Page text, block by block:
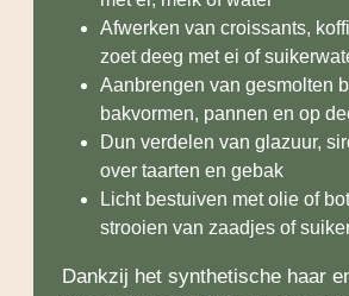
Afwerken van croissants,
zoet deeg met ei of
Aanbrengen van gesmolten
bakvormen, pannen en op
Dun verdelen van glazuur,
over taarten en gebak
Licht bestuiven met olie of
strooien van zaadjes of
Dankzij het synthetische haar